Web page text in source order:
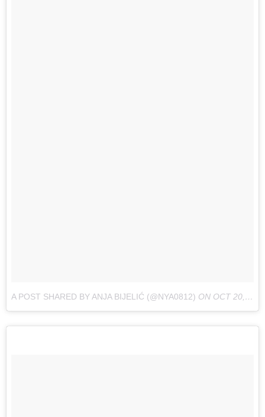
A POST SHARED BY ANJA BIJELIĆ (@NYA0812) ON OCT 20, 2017 AT 3:17AM PDT